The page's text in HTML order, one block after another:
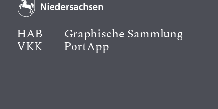
HAB Graphische Sammlung
VKK PortApp